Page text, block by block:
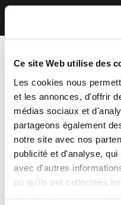
Ce site Web utilise des
Les cookies nous
et les annonces, d'offrir
médias sociaux et
partageons également
notre site avec nos
publicité et d'analyse,
avec d'autres
ou qu'ils ont collectées